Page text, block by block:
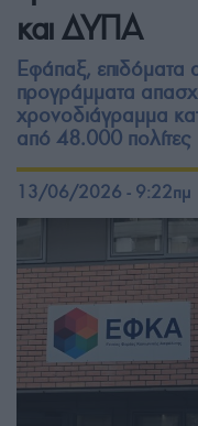
και ΔΥΠΑ
Εφάπαξ, επιδόματα
προγράμματα
χρονοδιάγραμμα
από 48.000 πολίτες
13/06/2026 - 9:22πμ